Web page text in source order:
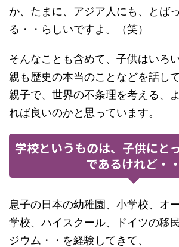
か、たまに、アジア人にも、とば
る・・らしいですよ。（笑）
そんなことも含めて、子供はいろ
親も歴史の本当のことなどを話し
親子で、世界の不条理を考える、
れば良いのかと思っています。
学校というものは、子供にと
であるけれど・・
息子の日本の幼稚園、小学校、オ
学校、ハイスクール、ドイツの移
ジウム・・を経験してきて、